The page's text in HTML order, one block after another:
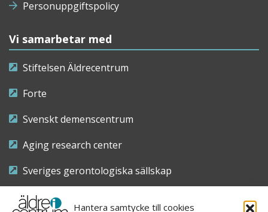
Hantera samtycke till cookies
Personuppgiftspolicy
Vi samarbetar med
Stiftelsen Äldrecentrum
Forte
Svenskt demenscentrum
Aging research center
Sveriges gerontologiska sällskap
Riksföreningen för sjuksköterskor inom äldre- och